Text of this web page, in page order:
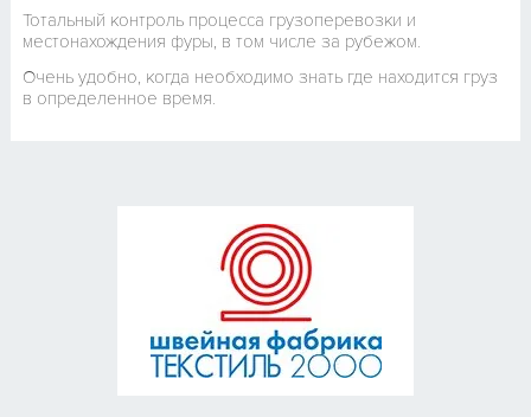
Тотальный контроль процесса грузоперевозки и
местонахождения фуры, в том числе за рубежом.
Очень удобно, когда необходимо знать где находится груз
в определенное время.